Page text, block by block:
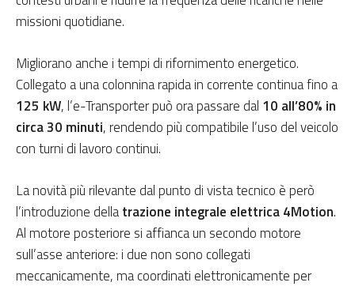
missioni quotidiane.
Migliorano anche i tempi di rifornimento energetico.
Collegato a una colonnina rapida in corrente continua fino a
125 kW, l’e-Transporter può ora passare dal 10 all’80% in
circa 30 minuti, rendendo più compatibile l’uso del veicolo
con turni di lavoro continui.
La novità più rilevante dal punto di vista tecnico è però
l’introduzione dellatrazione integrale elettrica 4Motion.
Al motore posteriore si affianca un secondo motore
sull’asse anteriore: i due non sono collegati
meccanicamente, ma coordinati elettronicamente per